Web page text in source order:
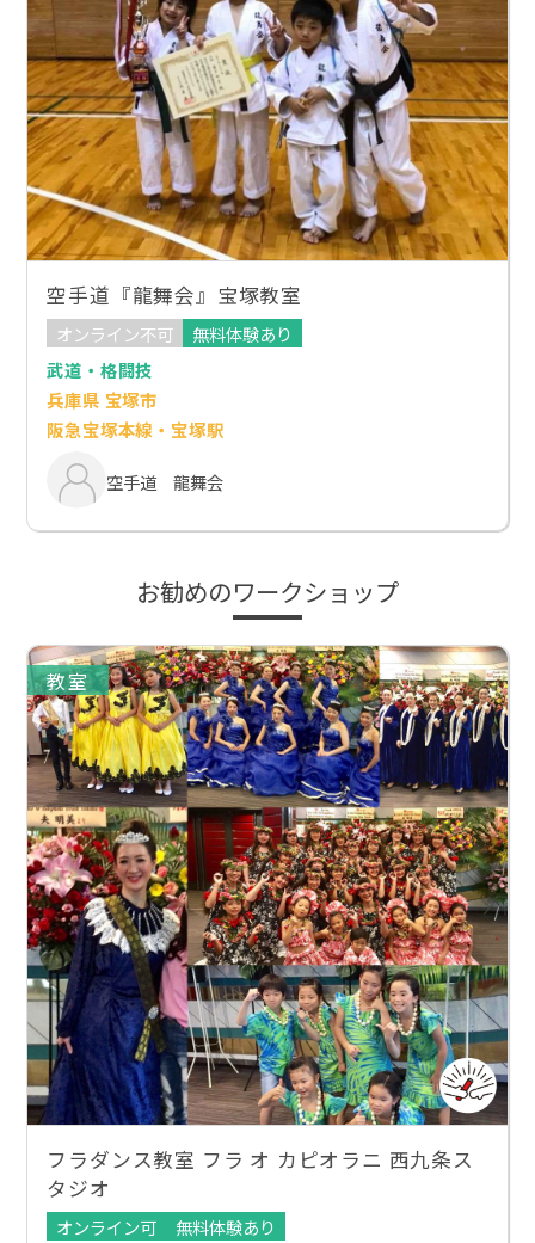
空手道『龍舞会』宝塚教室
オンライン不可
無料体験あり
武道・格闘技
兵庫県 宝塚市
阪急宝塚本線・宝塚駅
空手道 龍舞会
お勧めのワークショップ
教室
フラダンス教室 フラ オ カピオラニ 西九条ス
タジオ
オンライン可
無料体験あり